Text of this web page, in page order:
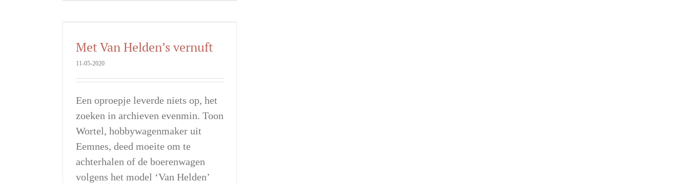
Met Van Helden’s vernuft
11-05-2020
Een oproepje leverde niets op, het
zoeken in archieven evenmin. Toon
Wortel, hobbywagenmaker uit
Eemnes, deed moeite om te
achterhalen of de boerenwagen
volgens het model ‘Van Helden’